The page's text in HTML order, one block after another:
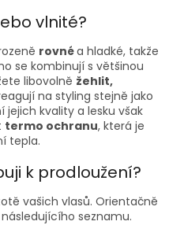
vlnité?
rovnéa hladké, takže
se kombinují s většinou
libovolně žehlit,
na styling stejně jako
jejich kvality a lesku však
termo ochranu, která je
tepla.
k prodloužení?
vašich vlasů. Orientačně
seznamu.